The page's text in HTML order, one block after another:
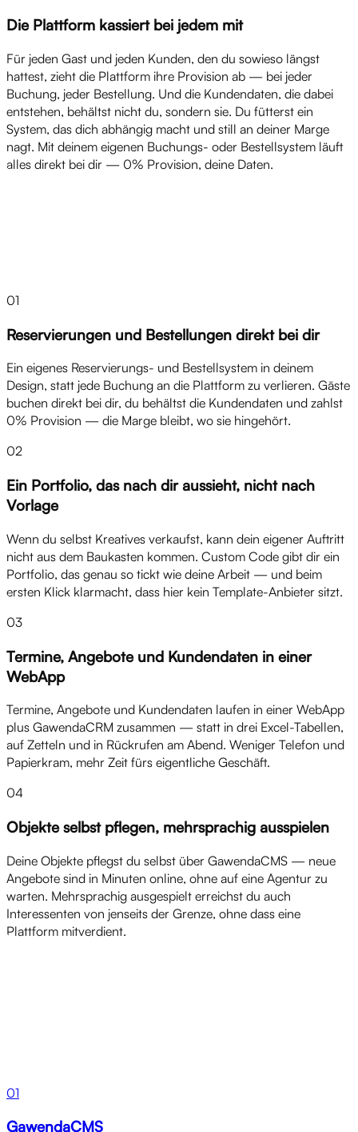
Die Plattform kassiert bei jedem mit
Für jeden Gast und jeden Kunden, den du sowieso längst
hattest, zieht die Plattform ihre Provision ab — bei jeder
Buchung, jeder Bestellung. Und die Kundendaten, die dabei
entstehen, behältst nicht du, sondern sie. Du fütterst ein
System, das dich abhängig macht und still an deiner Marge
nagt. Mit deinem eigenen Buchungs- oder Bestellsystem läuft
alles direkt bei dir — 0% Provision, deine Daten.
01
Reservierungen und Bestellungen direkt bei dir
Ein eigenes Reservierungs- und Bestellsystem in deinem
Design, statt jede Buchung an die Plattform zu verlieren. Gäste
buchen direkt bei dir, du behältst die Kundendaten und zahlst
0% Provision — die Marge bleibt, wo sie hingehört.
02
Ein Portfolio, das nach dir aussieht, nicht nach
Vorlage
Wenn du selbst Kreatives verkaufst, kann dein eigener Auftritt
nicht aus dem Baukasten kommen. Custom Code gibt dir ein
Portfolio, das genau so tickt wie deine Arbeit — und beim
ersten Klick klarmacht, dass hier kein Template-Anbieter sitzt.
03
Termine, Angebote und Kundendaten in einer
WebApp
Termine, Angebote und Kundendaten laufen in einer WebApp
plus GawendaCRM zusammen — statt in drei Excel-Tabellen,
auf Zetteln und in Rückrufen am Abend. Weniger Telefon und
Papierkram, mehr Zeit fürs eigentliche Geschäft.
04
Objekte selbst pflegen, mehrsprachig ausspielen
Deine Objekte pflegst du selbst über GawendaCMS — neue
Angebote sind in Minuten online, ohne auf eine Agentur zu
warten. Mehrsprachig ausgespielt erreichst du auch
Interessenten von jenseits der Grenze, ohne dass eine
Plattform mitverdient.
01
GawendaCMS